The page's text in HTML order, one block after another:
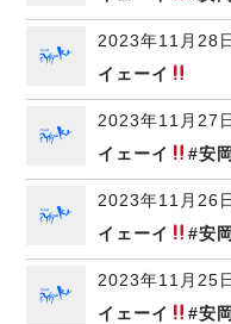
2023年11月28
イェーイ
2023年11月27
イェーイ
#安
2023年11月26
イェーイ
#安
2023年11月25
イェーイ
#安